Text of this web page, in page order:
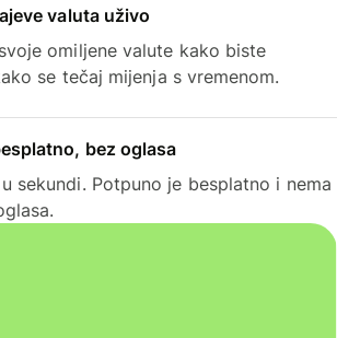
valuta uživo
omiljene valute kako biste
se tečaj mijenja s vremenom.
bez oglasa
sekundi. Potpuno je besplatno i nema